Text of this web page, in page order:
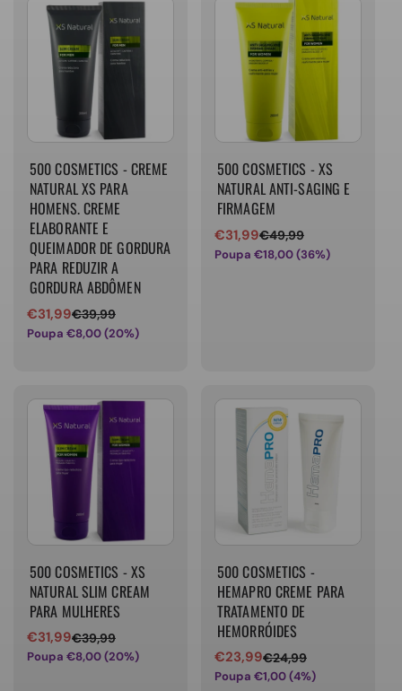
500 COSMETICS - CREME
NATURAL XS PARA
HOMENS. CREME
ELABORANTE E
QUEIMADOR DE GORDURA
PARA REDUZIR A
GORDURA ABDÔMEN
Preço
de
€31,99
Preço
normal
€39,99
Poupa €8,00 (20%)
500 COSMETICS - XS
NATURAL ANTI-SAGING E
FIRMAGEM
Preço
de
€31,99
Preço
normal
€49,99
Poupa €18,00 (36%)
500 COSMETICS - XS
NATURAL SLIM CREAM
PARA MULHERES
Preço
de
€31,99
Preço
normal
€39,99
Poupa €8,00 (20%)
500 COSMETICS -
HEMAPRO CREME PARA
TRATAMENTO DE
HEMORRÓIDES
Preço
de
€23,99
Preço
normal
€24,99
Poupa €1,00 (4%)